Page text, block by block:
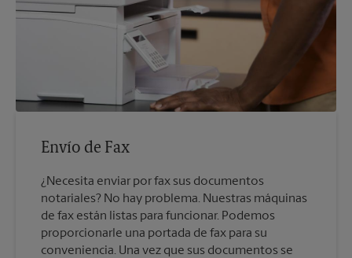
Envío de Fax
¿Necesita enviar por fax sus documentos
notariales? No hay problema. Nuestras máquinas
de fax están listas para funcionar. Podemos
proporcionarle una portada de fax para su
conveniencia. Una vez que sus documentos se